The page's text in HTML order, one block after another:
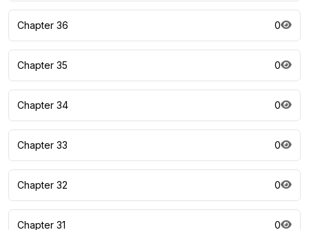
Chapter 36 0
Chapter 35 0
Chapter 34 0
Chapter 33 0
Chapter 32 0
Chapter 31 0